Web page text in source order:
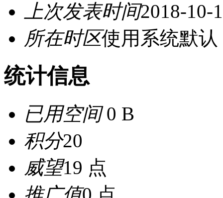
上次发表时间2018-10-
所在时区使用系统默认
统计信息
已用空间0 B
积分20
威望19 点